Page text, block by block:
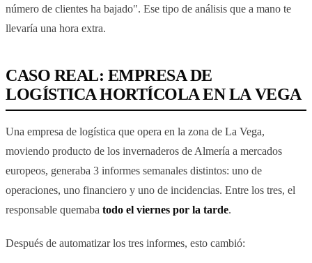
número de clientes ha bajado". Ese tipo de análisis que a mano te
llevaría una hora extra.
CASO REAL: EMPRESA DE
LOGÍSTICA HORTÍCOLA EN LA VEGA
Una empresa de logística que opera en la zona de La Vega,
moviendo producto de los invernaderos de Almería a mercados
europeos, generaba 3 informes semanales distintos: uno de
operaciones, uno financiero y uno de incidencias. Entre los tres, el
responsable quemaba todo el viernes por la tarde.
Después de automatizar los tres informes, esto cambió: